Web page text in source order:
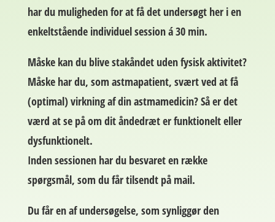
har du muligheden for at få det undersøgt her i en
enkeltstående individuel session á 30 min.
Måske kan du blive stakåndet uden fysisk aktivitet?
Måske har du, som astmapatient, svært ved at få
(optimal) virkning af din astmamedicin? Så er det
værd at se på om dit åndedræt er funktionelt eller
dysfunktionelt.
Inden sessionen har du besvaret en række
spørgsmål, som du får tilsendt på mail.
Du får en af undersøgelse, som synliggør den